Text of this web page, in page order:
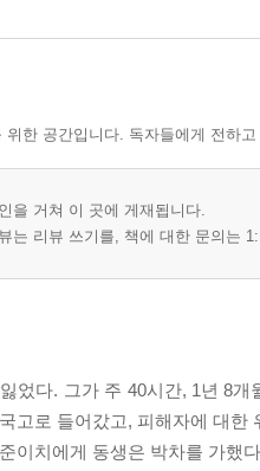
위한 공간입니다. 독자들에게 전하
을 거쳐 이 곳에 게재됩니다.
는 리뷰 쓰기를, 책에 대한 문의는
었다. 그가 주 40시간, 1년 8
고로 들어갔고, 피해자에 대한
이치에게 동생은 박차를 가했